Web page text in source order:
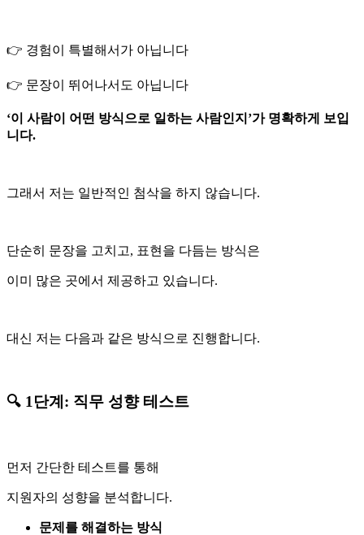
👉 경험이 특별해서가 아닙니다
👉 문장이 뛰어나서도 아닙니다
‘이 사람이 어떤 방식으로 일하는 사람인지’가 명확하게 보입
니다.
그래서 저는 일반적인 첨삭을 하지 않습니다.
단순히 문장을 고치고, 표현을 다듬는 방식은
이미 많은 곳에서 제공하고 있습니다.
대신 저는 다음과 같은 방식으로 진행합니다.
🔍 1단계: 직무 성향 테스트
먼저 간단한 테스트를 통해
지원자의 성향을 분석합니다.
문제를 해결하는 방식